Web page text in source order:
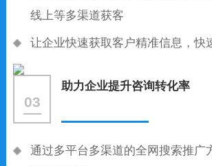
线上等多渠道获客
让企业快速获取客户精准信息，快
03
助力企业提升咨询转化率
通过多平台多渠道的全网搜索推广